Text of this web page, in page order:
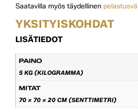
Saatavilla myös täydellinen
YKSITYISKOHDAT
LISÄTIEDOT
PAINO
5 KG (KILOGRAMMA)
MITAT
70 × 70 × 20 CM (SENTTIMETRI)